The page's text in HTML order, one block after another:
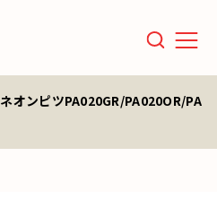
Menu
ネオンピツPA020GR/PA020OR/PA